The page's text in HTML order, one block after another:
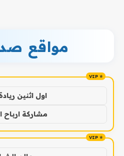
مواقع
اول اثنين
مشاركة